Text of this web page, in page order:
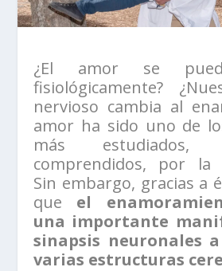
¿El amor se
fisiológicamente?
nervioso cambia al
amor ha sido uno de
más
comprendidos, por la
Sin embargo, gracias a
que el
una importante
sinapsis neuronales
varias estructuras